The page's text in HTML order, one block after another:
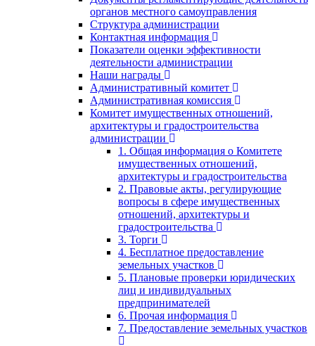
органов местного самоуправления
Структура администрации
Контактная информация
Показатели оценки эффективности
деятельности администрации
Наши награды
Административный комитет
Административная комиссия
Комитет имущественных отношений,
архитектуры и градостроительства
администрации
1. Общая информация о Комитете
имущественных отношений,
архитектуры и градостроительства
2. Правовые акты, регулирующие
вопросы в сфере имущественных
отношений, архитектуры и
градостроительства
3. Торги
4. Бесплатное предоставление
земельных участков
5. Плановые проверки юридических
лиц и индивидуальных
предпринимателей
6. Прочая информация
7. Предоставление земельных участков